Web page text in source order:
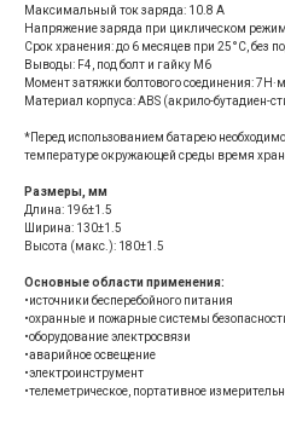
Максимальный ток заряда: 10.8 A
Напряжение заряда при циклическом
Срок хранения: до 6 месяцев при 25°С, без
Выводы: F4, под болт и гайку М6
Момент затяжки болтового соединения:
Материал корпуса: ABS (акрило-бутадиен-
*Перед использованием батарею
температуре окружающей среды время
Размеры, мм
Длина: 196±1.5
Ширина: 130±1.5
Высота (макс.): 180±1.5
Основные области применения:
•источники бесперебойного питания
•охранные и пожарные системы
•оборудование электросвязи
•аварийное освещение
•электроинструмент
•телеметрическое, портативное